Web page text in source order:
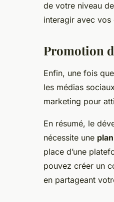
de votre niveau
interagir avec vos
Promotion
Enfin, une fois
les médias
marketing pour
En résumé, le
nécessite une
place d’une
pouvez créer un
en partageant